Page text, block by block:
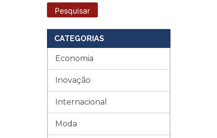
CATEGORIAS
Economia
Inovação
Internacional
Moda